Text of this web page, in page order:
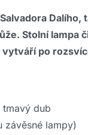
Stolní lampa
po
dub
závěsné lampy)